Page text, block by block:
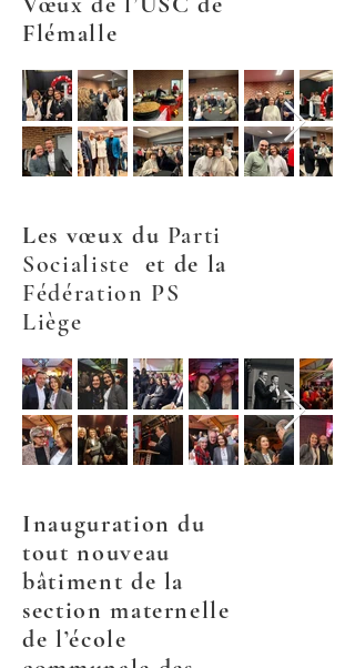
Flémalle
Les vœux du Parti
Socialiste et de la
Fédération PS
Liège
Inauguration du
tout nouveau
bâtiment de la
section maternelle
de l’école